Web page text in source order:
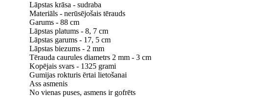
Lāpstas krāsa - sudraba
Materiāls - nerūsējošais tērauds
Garums - 88 cm
Lāpstas platums - 8, 7 cm
Lāpstas garums - 17, 5 cm
Lāpstas biezums - 2 mm
Tērauda caurules diametrs 2 mm - 3 cm
Kopējais svars - 1325 grami
Gumijas rokturis ērtai lietošanai
Ass asmenis
No vienas puses, asmens ir gofrēts